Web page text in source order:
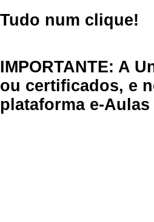
Tudo num clique!
IMPORTANTE: A
ou certificados, e
plataforma e-Aulas